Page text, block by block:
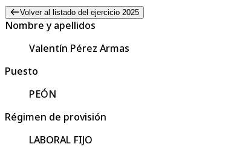
Volver al listado del ejercicio 2025
Nombre y apellidos
Valentín Pérez Armas
Puesto
PEÓN
Régimen de provisión
LABORAL FIJO